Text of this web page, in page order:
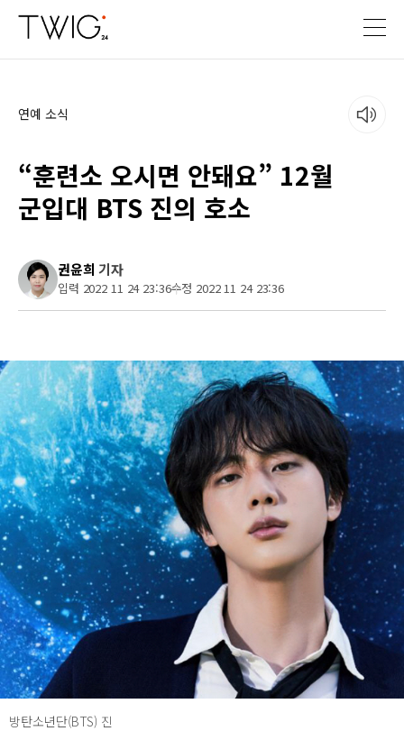
연예 소식
“훈련소 오시면 안돼요” 12월
군입대 BTS 진의 호소
권윤희 기자
입력 2022 11 24 23:36수정 2022 11 24 23:36
방탄소년단(BTS) 진